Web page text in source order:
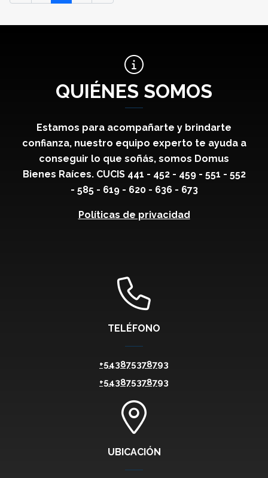
QUIÉNES SOMOS
Estamos para acompañarte y brindarte
confianza, nuestro equipo experto te ayuda a
conseguir lo que soñás, somos Domus
Bienes Raíces. CUCIS 441 - 452 - 459 - 551 - 552
- 585 - 619 - 620 - 636 - 673
Políticas de privacidad
TELÉFONO
+543875378793
+543875378793
UBICACIÓN